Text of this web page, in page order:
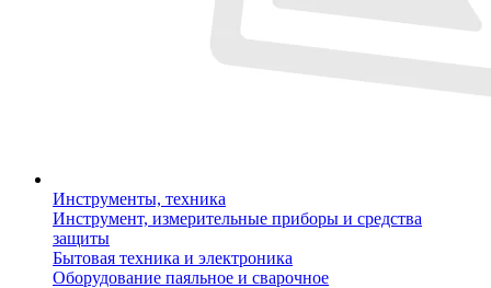
Инструменты, техника
Инструмент, измерительные приборы и средства
защиты
Бытовая техника и электроника
Оборудование паяльное и сварочное